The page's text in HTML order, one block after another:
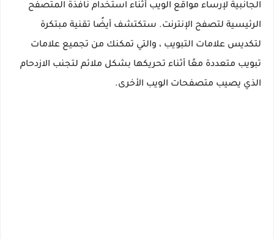
الجانبية لإرساء مواقع الويب أثناء استخدام نافذة المتصفح
الرئيسية لتصفح الإنترنت. ستكتشف أيضًا تقنية مبتكرة
لتكديس علامات التبويب ، والتي تمكنك من تجميع علامات
تبويب متعددة معًا أثناء تحريكها بشكل ملائم لتجنب الازدحام
الذي يصيب متصفحات الويب الأخرى.